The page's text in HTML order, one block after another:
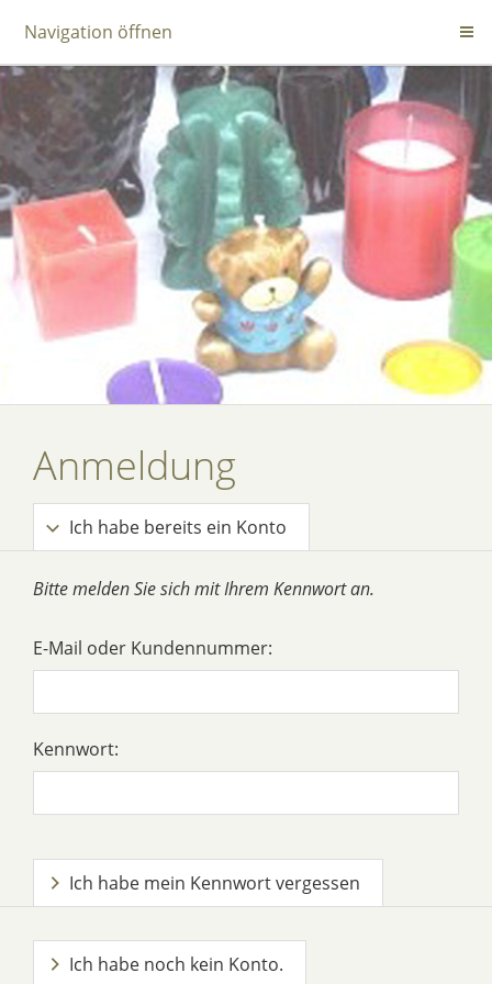
Navigation öffnen
Anmeldung
Ich habe bereits ein Konto
Bitte melden Sie sich mit Ihrem Kennwort an.
E-Mail oder Kundennummer:
Kennwort:
Ich habe mein Kennwort vergessen
Ich habe noch kein Konto.